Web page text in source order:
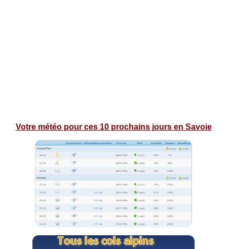
Votre météo pour ces 10 prochains jours en Savoie